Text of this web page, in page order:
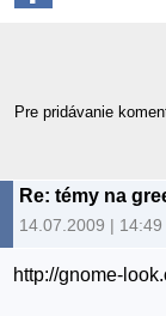
Pre pridávanie
Re: témy na
14.07.2009 | 14:49
http://gnome-